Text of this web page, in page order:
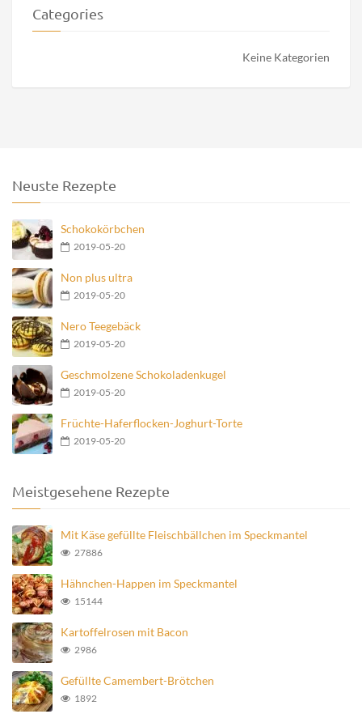
Categories
Keine Kategorien
Neuste Rezepte
Schokokörbchen
2019-05-20
Non plus ultra
2019-05-20
Nero Teegebäck
2019-05-20
Geschmolzene Schokoladenkugel
2019-05-20
Früchte-Haferflocken-Joghurt-Torte
2019-05-20
Meistgesehene Rezepte
Mit Käse gefüllte Fleischbällchen im Speckmantel
27886
Hähnchen-Happen im Speckmantel
15144
Kartoffelrosen mit Bacon
2986
Gefüllte Camembert-Brötchen
1892